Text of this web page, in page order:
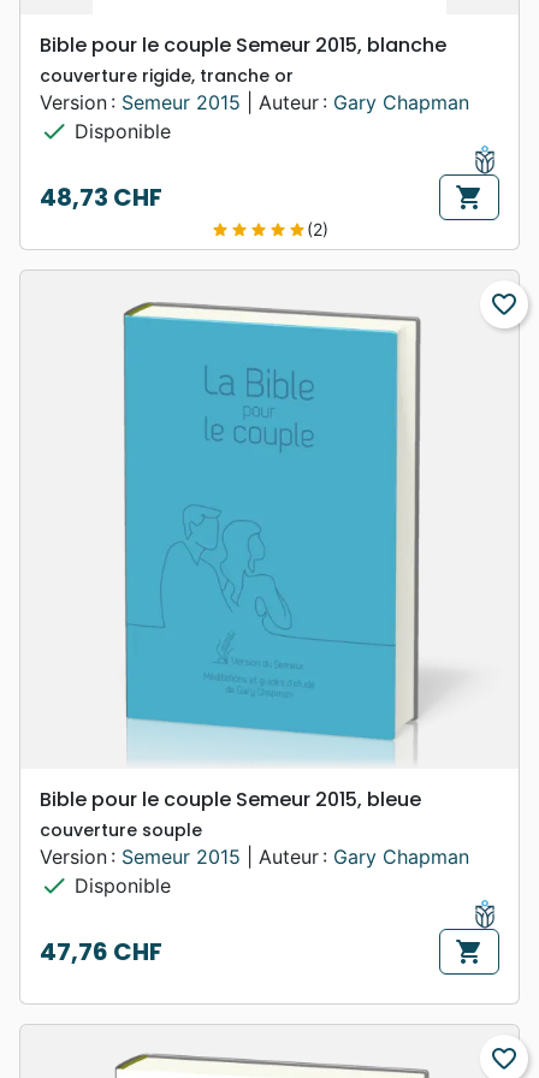
Bible pour le couple Semeur 2015, blanche
couverture rigide, tranche or
Version : Semeur 2015 | Auteur : Gary Chapman
check Disponible
Prix
48,73 CHF shopping_cart
star star star star star(2)
favorite_border
Bible pour le couple Semeur 2015, bleue
couverture souple
Version : Semeur 2015 | Auteur : Gary Chapman
check Disponible
Prix
47,76 CHF shopping_cart
favorite_border